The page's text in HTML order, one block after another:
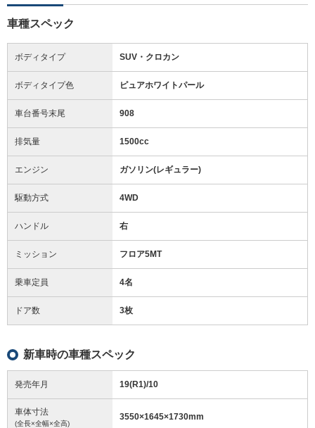
車種スペック
ボディタイプ SUV・クロカン
ボディタイプ色 ピュアホワイトパール
車台番号末尾 908
排気量 1500cc
エンジン ガソリン(レギュラー)
駆動方式 4WD
ハンドル 右
ミッション フロア5MT
乗車定員 4名
ドア数 3枚
新車時の車種スペック
発売年月 19(R1)/10
車体寸法
(全長×全幅×全高)
3550×1645×1730mm